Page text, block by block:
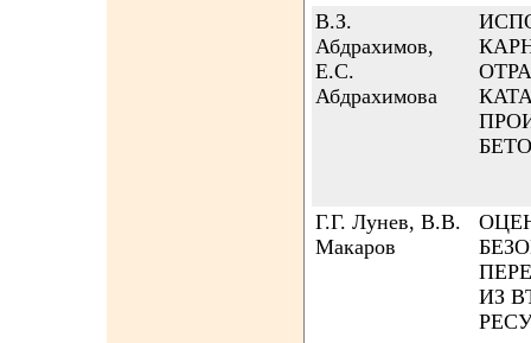
В.З.
Абдрахимов,
Е.С.
Абдрахимова
Г.Г. Лунев, В.В.
Макаров
ИЗ